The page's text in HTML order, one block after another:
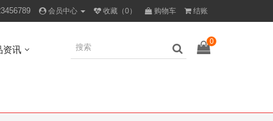
会员中心 收藏（0） 购物车 结账
资讯
0